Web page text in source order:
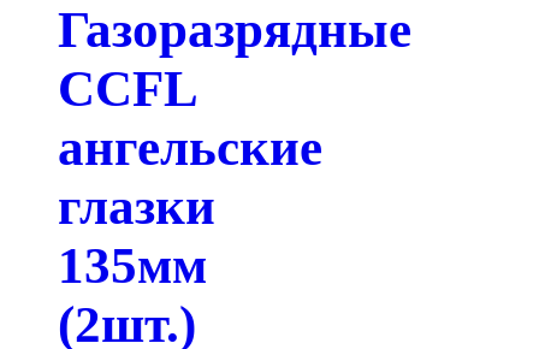
Газоразрядные
CCFL
ангельские
глазки
135мм
(2шт.)